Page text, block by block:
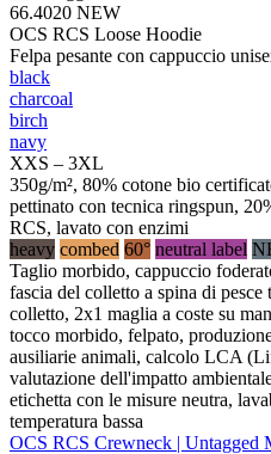
66.4020 NEW
OCS RCS Loose Hoodie
Felpa pesante con cappuccio
black
charcoal
birch
navy
XXS – 3XL
350g/m², 80% cotone bio
pettinato con tecnica ringspun,
RCS, lavato con enzimi
heavy combed 60° neutral label
Taglio morbido, cappuccio
fascia del colletto a spina di
colletto, 2x1 maglia a coste su
tocco morbido, felpato,
ausiliarie animali, calcolo LCA
valutazione dell'impatto
etichetta con le misure neutra,
temperatura bassa
OCS RCS Crewneck | Untagged